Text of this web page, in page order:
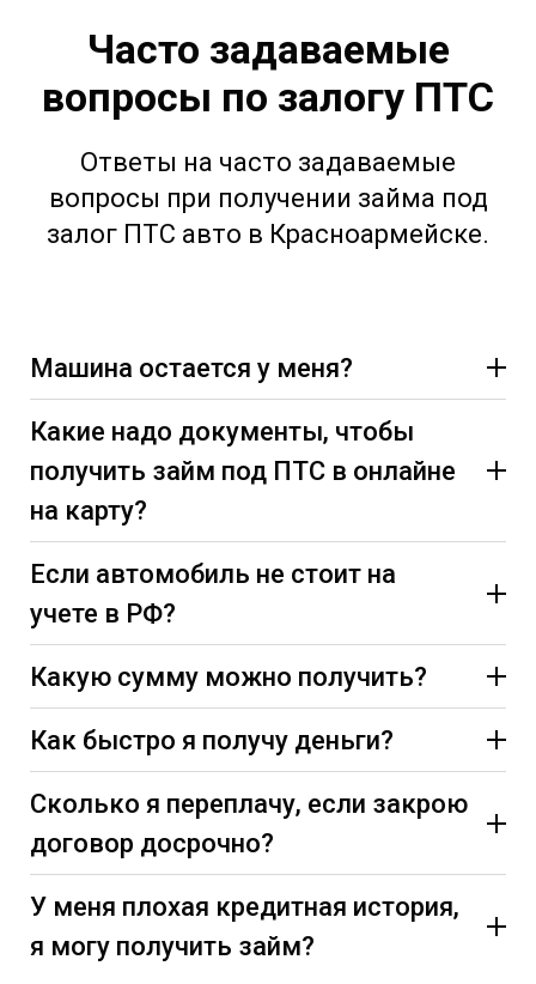
Часто задаваемые
вопросы по залогу ПТС
Ответы на часто задаваемые
вопросы при получении займа под
залог ПТС авто в Красноармейске.
Машина остается у меня?
Какие надо документы, чтобы
получить займ под ПТС в онлайне
на карту?
Если автомобиль не стоит на
учете в РФ?
Какую сумму можно получить?
Как быстро я получу деньги?
Сколько я переплачу, если закрою
договор досрочно?
У меня плохая кредитная история,
я могу получить займ?